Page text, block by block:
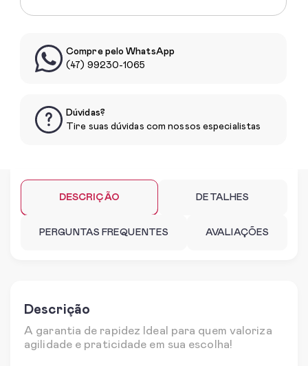
Compre pelo WhatsApp
(47) 99230-1065
Dúvidas?
Tire suas dúvidas com nossos especialistas
DESCRIÇÃO DETALHES
PERGUNTAS FREQUENTES AVALIAÇÕES
Descrição
A garantia de rapidez Ideal para quem valoriza
agilidade e praticidade em sua escolha!